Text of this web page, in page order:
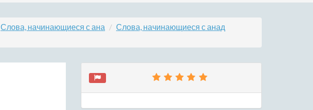
Слова, начинающиеся с ана
Слова, начинающиеся с анад